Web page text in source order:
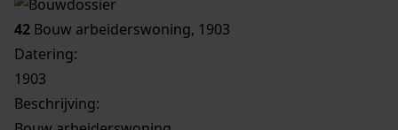
42 Bouw arbeiderswoning, 1903
Datering:
1903
Beschrijving: